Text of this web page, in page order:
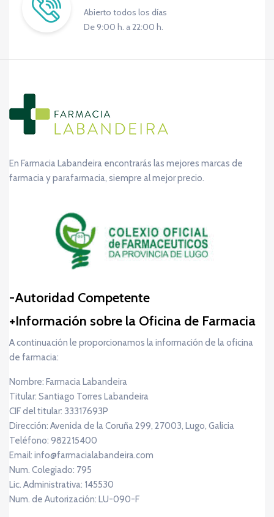
Abierto todos los días
De 9:00 h. a 22:00 h.
En Farmacia Labandeira encontrarás las mejores marcas de
farmacia y parafarmacia, siempre al mejor precio.
Autoridad Competente
Información sobre la Oficina de Farmacia
A continuación le proporcionamos la información de la oficina
de farmacia:
Nombre: Farmacia Labandeira
Titular: Santiago Torres Labandeira
CIF del titular: 33317693P
Dirección: Avenida de la Coruña 299, 27003, Lugo, Galicia
Teléfono: 982215400
Email: info@farmacialabandeira.com
Num. Colegiado: 795
Lic. Administrativa: 145530
Num. de Autorización: LU-090-F